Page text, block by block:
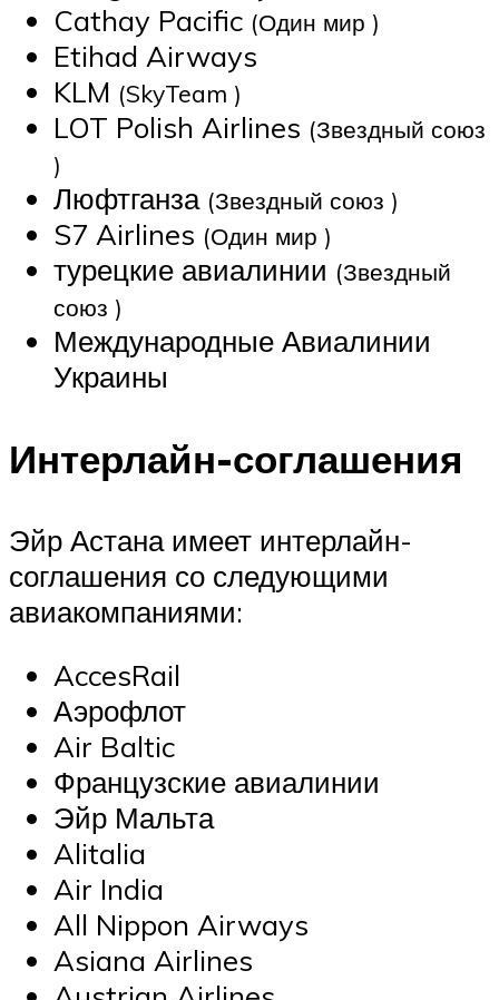
Cathay Pacific (Один мир )
Etihad Airways
KLM (SkyTeam )
LOT Polish Airlines (Звездный союз
)
Люфтганза (Звездный союз )
S7 Airlines (Один мир )
турецкие авиалинии (Звездный
союз )
Международные Авиалинии
Украины
Интерлайн-соглашения
Эйр Астана имеет интерлайн-
соглашения со следующими
авиакомпаниями:
AccesRail
Аэрофлот
Air Baltic
Французские авиалинии
Эйр Мальта
Alitalia
Air India
All Nippon Airways
Asiana Airlines